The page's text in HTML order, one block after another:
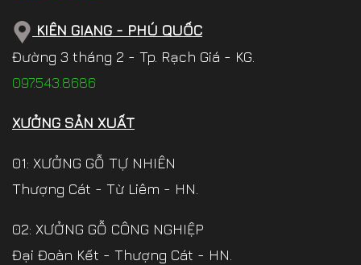
KIÊN GIANG - PHÚ QUỐC
Đường 3 tháng 2 - Tp. Rạch Giá - KG.
097.543.8686
XƯỞNG SẢN XUẤT
01: XƯỞNG GỖ TỰ NHIÊN
Thượng Cát - Từ Liêm - HN.
02: XƯỞNG GỖ CÔNG NGHIỆP
Đại Đoàn Kết - Thượng Cát - HN.